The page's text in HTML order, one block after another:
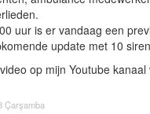
uur is er vandaag een
update met 10
op mijn Youtube
Çarşamba